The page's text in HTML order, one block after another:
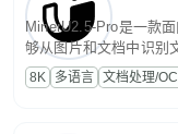
MinerU2.5-Pro是一款
够从图片和文档中识别
为便于存储、检索和二
8K 多语言 文档处理/